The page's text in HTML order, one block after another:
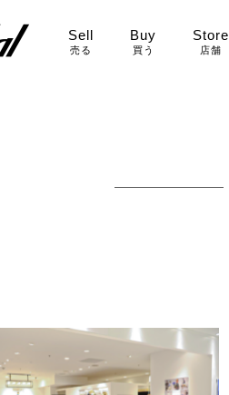
Sell
売る
Buy
買う
Store
店舗